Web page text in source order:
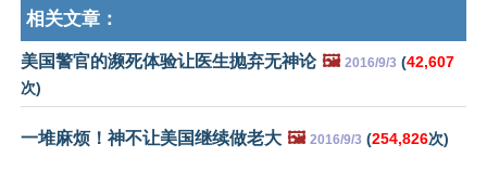
相关文章：
美国警官的濒死体验让医生抛弃无神论 🖼️ 2016/9/3 (42,607
次)
一堆麻烦！神不让美国继续做老大 🖼️ 2016/9/3 (254,826次)